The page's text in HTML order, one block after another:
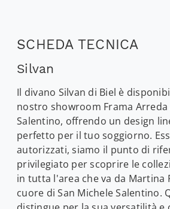
SCHEDA TECNICA
Silvan
Il divano Silvan di Biel è
nostro showroom Frama Arreda
Salentino, offrendo un design
perfetto per il tuo soggiorno.
autorizzati, siamo il punto di
privilegiato per scoprire le
in tutta l'area che va da Martina
cuore di San Michele Salentino.